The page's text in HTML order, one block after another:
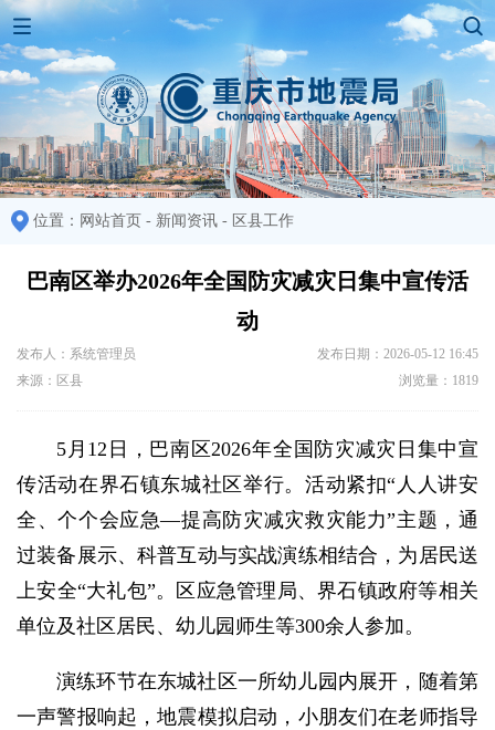
位置： 网站首页 - 新闻资讯 - 区县工作
巴南区举办2026年全国防灾减灾日集中宣传活
动
发布人：系统管理员
发布日期：2026-05-12 16:45
来源：区县
浏览量：1819
5月12日，巴南区2026年全国防灾减灾日集中宣
传活动在界石镇东城社区举行。活动紧扣“人人讲安
全、个个会应急—提高防灾减灾救灾能力”主题，通
过装备展示、科普互动与实战演练相结合，为居民送
上安全“大礼包”。区应急管理局、界石镇政府等相关
单位及社区居民、幼儿园师生等300余人参加。
演练环节在东城社区一所幼儿园内展开，随着第
一声警报响起，地震模拟启动，小朋友们在老师指导